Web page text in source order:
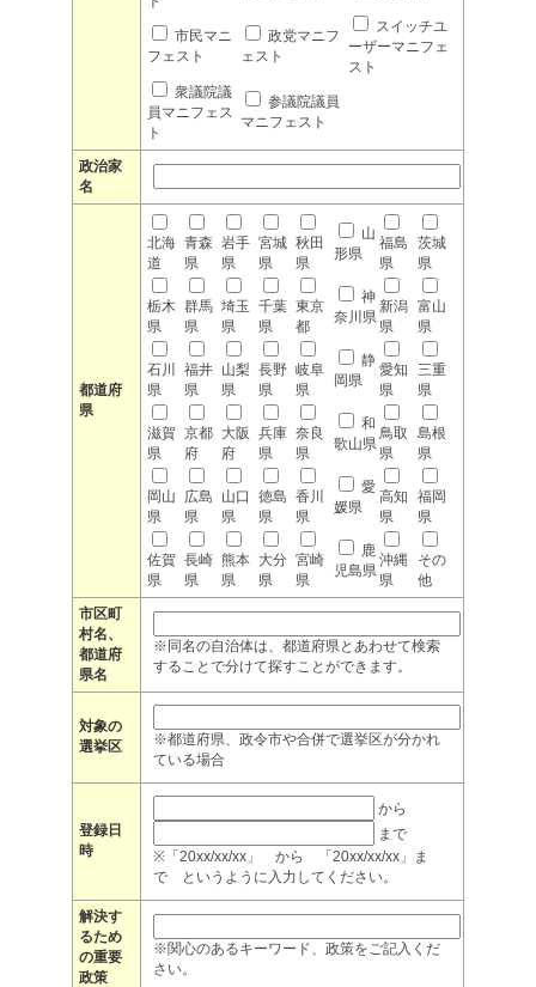
市民マニ
フェスト
政党マニフ
ェスト
スイッチユ
ーザーマニフェ
スト
衆議院議
員マニフェス
ト
参議院議員
マニフェスト
政治家
名
都道府
県
北海
道
青森
県
岩手
県
宮城
県
秋田
県
山
形県
福島
県
茨城
県
栃木
県
群馬
県
埼玉
県
千葉
県
東京
都
神
奈川県
新潟
県
富山
県
石川
県
福井
県
山梨
県
長野
県
岐阜
県
静
岡県
愛知
県
三重
県
滋賀
県
京都
府
大阪
府
兵庫
県
奈良
県
和
歌山県
鳥取
県
島根
県
岡山
県
広島
県
山口
県
徳島
県
香川
県
愛
媛県
高知
県
福岡
県
佐賀
県
長崎
県
熊本
県
大分
県
宮崎
県
鹿
児島県
沖縄
県
その
他
市区町
村名、
都道府
県名
※同名の自治体は、都道府県とあわせて検索
することで分けて探すことができます。
対象の
選挙区
※都道府県、政令市や合併で選挙区が分かれ
ている場合
登録日
時
から
まで
※「20xx/xx/xx」 から 「20xx/xx/xx」ま
で というように入力してください。
解決す
るため
の重要
政策
※関心のあるキーワード、政策をご記入くだ
さい。